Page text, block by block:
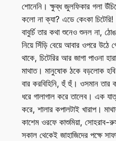
শোনেনি। ক্ষুব্ধ জুলফিকার গলা
কলো না ক্যা? এডে কেংকা চিটেরি!
বাবুর্চি তার কথা শুনেও শুনল না,
নিয়ে সিঁড়ি বেয়ে আবার ওপরে
থাকে, চিটেরির আর জাগা পাওনা
মাথাত। মানুষোক ঠকে বড়লোক
বার করবিহিনি, হুঁ হুঁ। ওসমান তার
ধরে গালাগাল করে তালেব। এক
করে, শালার কপালটাই খারাপ।
কাশেম ওরফে কাশুমিয়া, সোহরাব-
সকাল থেকেই জাহাজিদের পক্ষে